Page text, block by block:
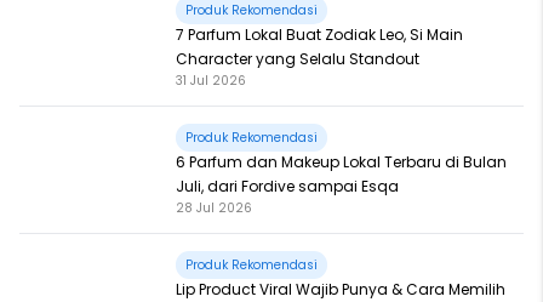
Produk Rekomendasi
7 Parfum Lokal Buat Zodiak Leo, Si Main
Character yang Selalu Standout
31 Jul 2026
Produk Rekomendasi
6 Parfum dan Makeup Lokal Terbaru di Bulan
Juli, dari Fordive sampai Esqa
28 Jul 2026
Produk Rekomendasi
Lip Product Viral Wajib Punya & Cara Memilih